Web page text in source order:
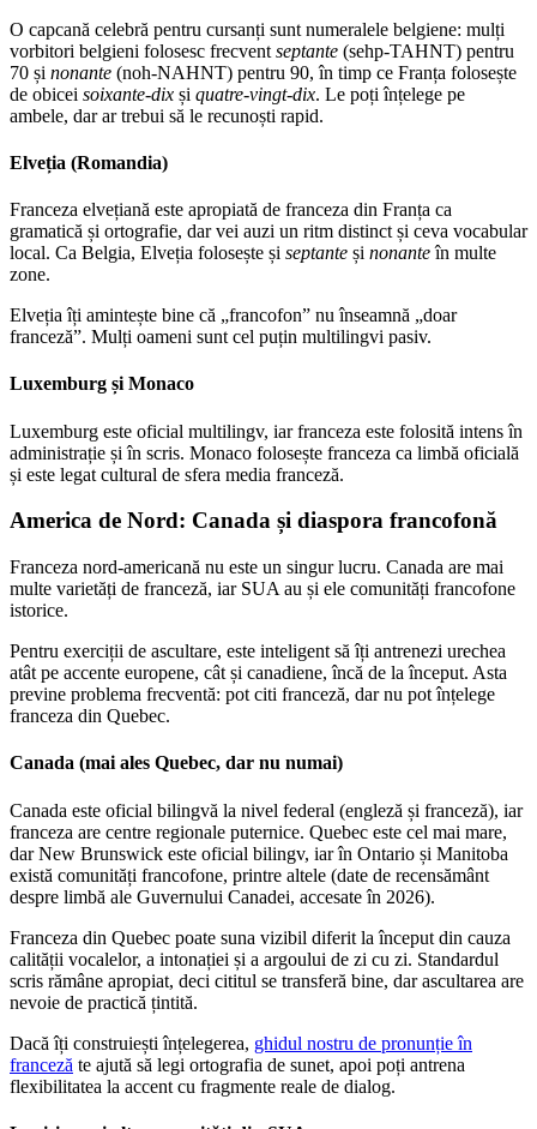
O capcană celebră pentru cursanți sunt numeralele belgiene: mulți
vorbitori belgieni folosesc frecvent septante (sehp-TAHNT) pentru
70 și nonante (noh-NAHNT) pentru 90, în timp ce Franța folosește
de obicei soixante-dix și quatre-vingt-dix. Le poți înțelege pe
ambele, dar ar trebui să le recunoști rapid.
Elveția (Romandia)
Franceza elvețiană este apropiată de franceza din Franța ca
gramatică și ortografie, dar vei auzi un ritm distinct și ceva vocabular
local. Ca Belgia, Elveția folosește și septante și nonanteîn multe
zone.
Elveția îți amintește bine că „francofon” nu înseamnă „doar
franceză”. Mulți oameni sunt cel puțin multilingvi pasiv.
Luxemburg și Monaco
Luxemburg este oficial multilingv, iar franceza este folosită intens în
administrație și în scris. Monaco folosește franceza ca limbă oficială
și este legat cultural de sfera media franceză.
America de Nord: Canada și diaspora francofonă
Franceza nord-americană nu este un singur lucru. Canada are mai
multe varietăți de franceză, iar SUA au și ele comunități francofone
istorice.
Pentru exerciții de ascultare, este inteligent să îți antrenezi urechea
atât pe accente europene, cât și canadiene, încă de la început. Asta
previne problema frecventă: pot citi franceză, dar nu pot înțelege
franceza din Quebec.
Canada (mai ales Quebec, dar nu numai)
Canada este oficial bilingvă la nivel federal (engleză și franceză), iar
franceza are centre regionale puternice. Quebec este cel mai mare,
dar New Brunswick este oficial bilingv, iar în Ontario și Manitoba
există comunități francofone, printre altele (date de recensământ
despre limbă ale Guvernului Canadei, accesate în 2026).
Franceza din Quebec poate suna vizibil diferit la început din cauza
calității vocalelor, a intonației și a argoului de zi cu zi. Standardul
scris rămâne apropiat, deci cititul se transferă bine, dar ascultarea are
nevoie de practică țintită.
Dacă îți construiești înțelegerea, ghidul nostru de pronunție în
franceză te ajută să legi ortografia de sunet, apoi poți antrena
flexibilitatea la accent cu fragmente reale de dialog.